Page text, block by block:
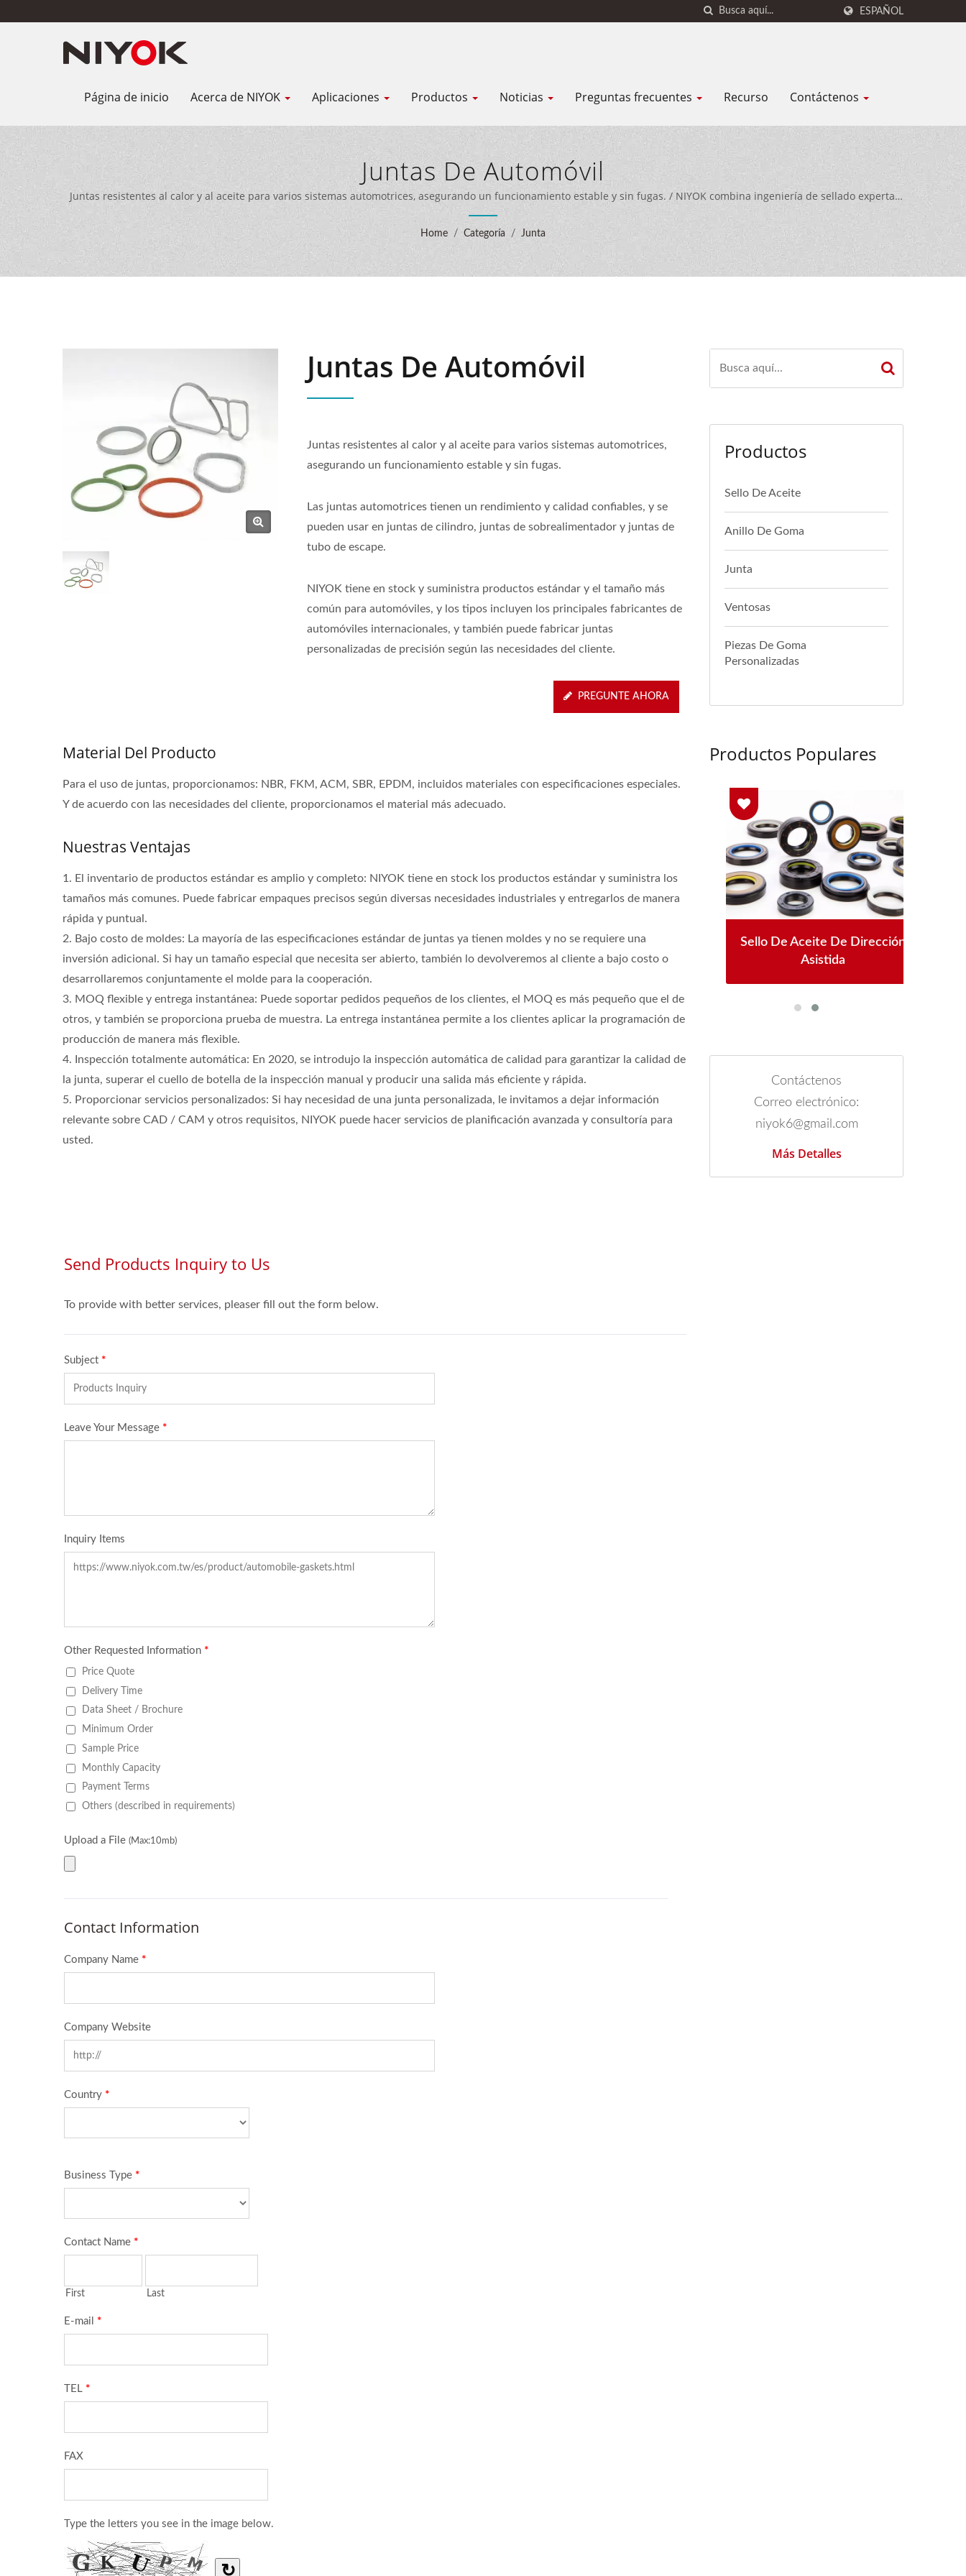
ESPAÑOL
Página de inicio Acerca de NIYOK Aplicaciones Productos Noticias Preguntas frecuentes Recurso Contáctenos
Juntas De Automóvil
Juntas resistentes al calor y al aceite para varios sistemas automotrices, asegurando un funcionamiento estable y sin fugas. / NIYOK combina ingeniería de sellado experta,
40 años de experiencia en fabricación y equipos de producción avanzados para ofrecer soluciones de sellado integrales a clientes en todo el mundo.
Home / Categoría / Junta
Juntas De Automóvil
Juntas resistentes al calor y al aceite para varios sistemas automotrices,
asegurando un funcionamiento estable y sin fugas.
Las juntas automotrices tienen un rendimiento y calidad confiables, y se
pueden usar en juntas de cilindro, juntas de sobrealimentador y juntas de
tubo de escape.
NIYOK tiene en stock y suministra productos estándar y el tamaño más
común para automóviles, y los tipos incluyen los principales fabricantes de
automóviles internacionales, y también puede fabricar juntas
personalizadas de precisión según las necesidades del cliente.
PREGUNTE AHORA
Material Del Producto
Para el uso de juntas, proporcionamos: NBR, FKM, ACM, SBR, EPDM, incluidos materiales con especificaciones especiales.
Y de acuerdo con las necesidades del cliente, proporcionamos el material más adecuado.
Nuestras Ventajas
1. El inventario de productos estándar es amplio y completo: NIYOK tiene en stock los productos estándar y suministra los
tamaños más comunes. Puede fabricar empaques precisos según diversas necesidades industriales y entregarlos de manera
rápida y puntual.
2. Bajo costo de moldes: La mayoría de las especificaciones estándar de juntas ya tienen moldes y no se requiere una
inversión adicional. Si hay un tamaño especial que necesita ser abierto, también lo devolveremos al cliente a bajo costo o
desarrollaremos conjuntamente el molde para la cooperación.
3. MOQ flexible y entrega instantánea: Puede soportar pedidos pequeños de los clientes, el MOQ es más pequeño que el de
otros, y también se proporciona prueba de muestra. La entrega instantánea permite a los clientes aplicar la programación de
producción de manera más flexible.
4. Inspección totalmente automática: En 2020, se introdujo la inspección automática de calidad para garantizar la calidad de
la junta, superar el cuello de botella de la inspección manual y producir una salida más eficiente y rápida.
5. Proporcionar servicios personalizados: Si hay necesidad de una junta personalizada, le invitamos a dejar información
relevante sobre CAD / CAM y otros requisitos, NIYOK puede hacer servicios de planificación avanzada y consultoría para
usted.
Productos
Sello De Aceite
Anillo De Goma
Junta
Ventosas
Piezas De Goma
Personalizadas
Productos Populares
Sellos De Eje Rotativo De Alta
Velocidad
Sello De Aceite De Dirección
Asistida
Sellos De Eje Rotativo De Alta
Velocidad
Sello De Aceite De Dirección
Asistida
Contáctenos
Correo electrónico:
niyok6@gmail.com
Más Detalles